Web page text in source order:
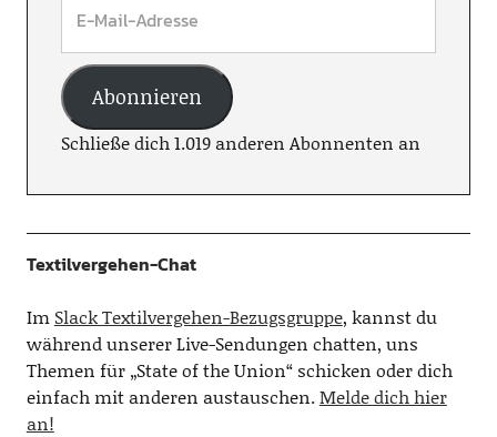
Abonnieren
Schließe dich 1.019 anderen Abonnenten an
Textilvergehen-Chat
Im Slack Textilvergehen-Bezugsgruppe, kannst du
während unserer Live-Sendungen chatten, uns
Themen für „State of the Union“ schicken oder dich
einfach mit anderen austauschen.Melde dich hier
an!